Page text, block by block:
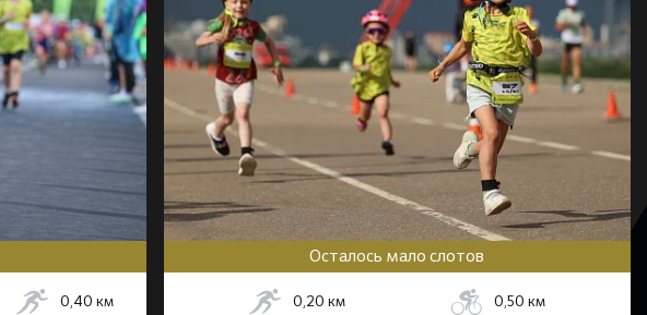
0,40 км
Осталось мало слотов
0,20 км 0,50 км